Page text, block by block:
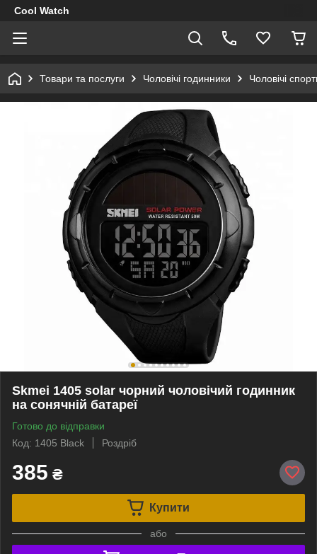
Cool Watch
Товари та послуги Чоловічі годинники Чоловічі
Skmei 1405 solar чорний чоловічий годинник
на сонячній батареї
Готово до відправки
Код: 1405 Black
Роздріб
385 ₴
Купити
або